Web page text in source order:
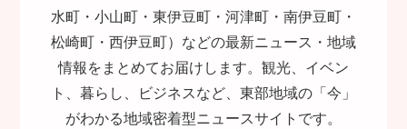
水町・小山町・東伊豆町・河津町・南伊豆町・
松崎町・西伊豆町）などの最新ニュース・地域
情報をまとめてお届けします。観光、イベン
ト、暮らし、ビジネスなど、東部地域の「今」
がわかる地域密着型ニュースサイトです。